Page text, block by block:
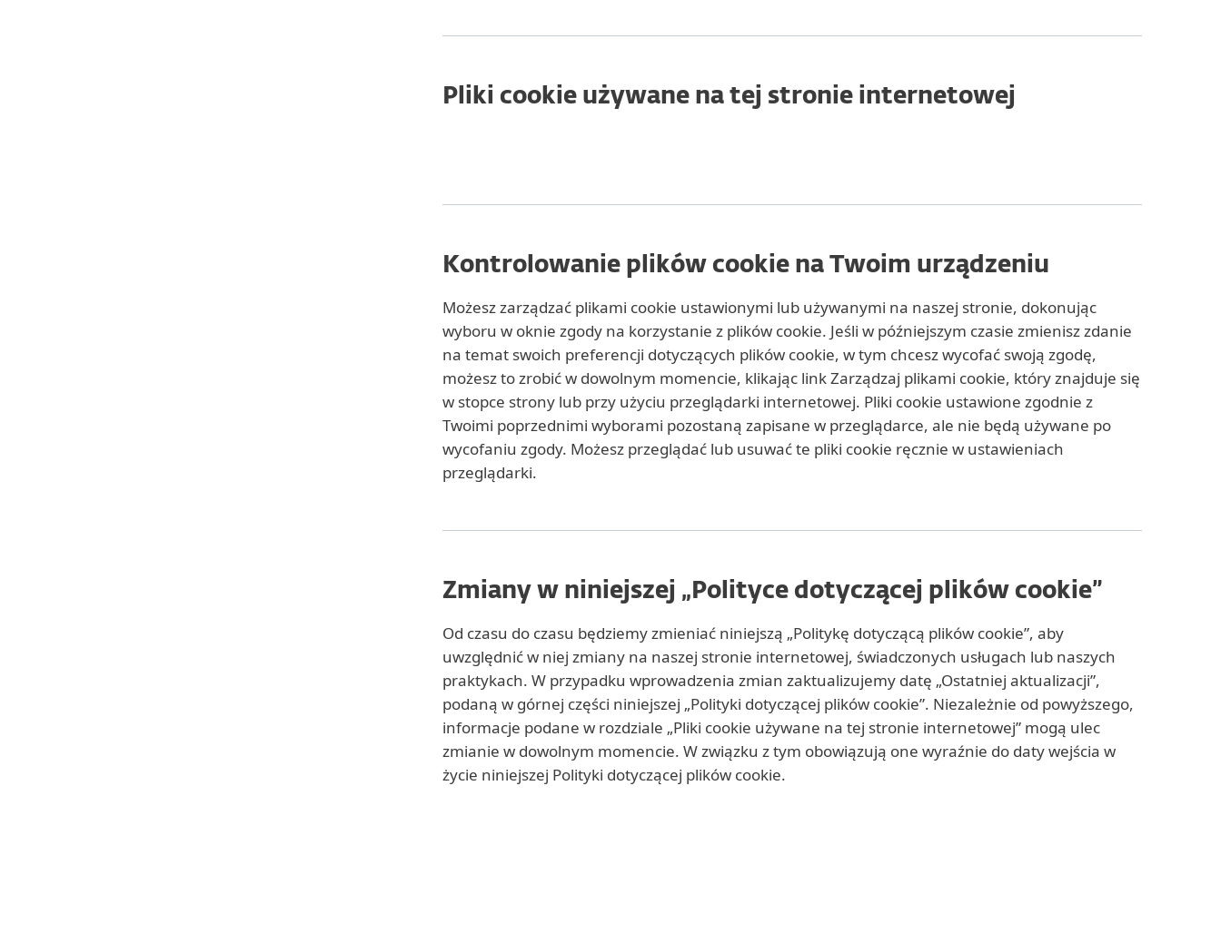
Pliki cookie używane na tej stronie internetowej
Kontrolowanie plików cookie na Twoim urządzeniu
Możesz zarządzać plikami cookie ustawionymi lub używanymi na naszej stronie, dokonując
wyboru w oknie zgody na korzystanie z plików cookie. Jeśli w późniejszym czasie zmienisz zdanie
na temat swoich preferencji dotyczących plików cookie, w tym chcesz wycofać swoją zgodę,
możesz to zrobić w dowolnym momencie, klikając link Zarządzaj plikami cookie, który znajduje się
w stopce strony lub przy użyciu przeglądarki internetowej. Pliki cookie ustawione zgodnie z
Twoimi poprzednimi wyborami pozostaną zapisane w przeglądarce, ale nie będą używane po
wycofaniu zgody. Możesz przeglądać lub usuwać te pliki cookie ręcznie w ustawieniach
przeglądarki.
Zmiany w niniejszej „Polityce dotyczącej plików cookie”
Od czasu do czasu będziemy zmieniać niniejszą „Politykę dotyczącą plików cookie”, aby
uwzględnić w niej zmiany na naszej stronie internetowej, świadczonych usługach lub naszych
praktykach. W przypadku wprowadzenia zmian zaktualizujemy datę „Ostatniej aktualizacji”,
podaną w górnej części niniejszej „Polityki dotyczącej plików cookie”. Niezależnie od powyższego,
informacje podane w rozdziale „Pliki cookie używane na tej stronie internetowej” mogą ulec
zmianie w dowolnym momencie. W związku z tym obowiązują one wyraźnie do daty wejścia w
życie niniejszej Polityki dotyczącej plików cookie.